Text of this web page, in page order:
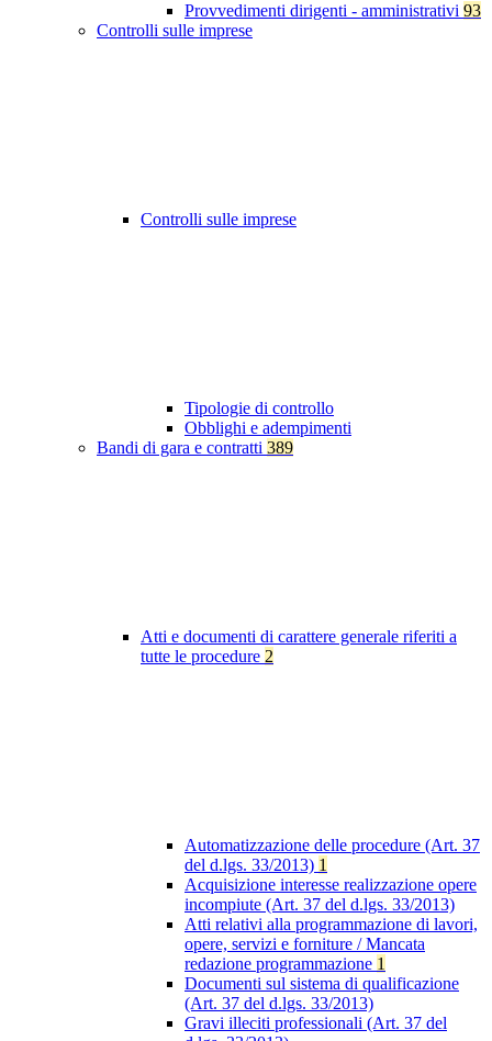
Provvedimenti dirigenti - amministrativi 93
Controlli sulle imprese
Controlli sulle imprese
Tipologie di controllo
Obblighi e adempimenti
Bandi di gara e contratti 389
Atti e documenti di carattere generale riferiti a
tutte le procedure 2
Automatizzazione delle procedure (Art. 37
del d.lgs. 33/2013) 1
Acquisizione interesse realizzazione opere
incompiute (Art. 37 del d.lgs. 33/2013)
Atti relativi alla programmazione di lavori,
opere, servizi e forniture / Mancata
redazione programmazione 1
Documenti sul sistema di qualificazione
(Art. 37 del d.lgs. 33/2013)
Gravi illeciti professionali (Art. 37 del